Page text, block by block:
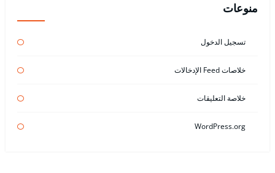
منوعات
تسجيل الدخول
خلاصات Feed الإدخالات
خلاصة التعليقات
WordPress.org